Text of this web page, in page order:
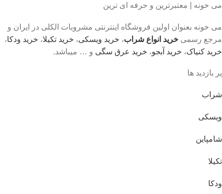
می خونه | معتبرترین و حرفه ای ترین
می خونه بعنوان اولین فروشگاه اینترنتی مشروبات الکلی در ایران و
مرجع رسمی خرید انواع شراب، خرید ویسکی، خرید تکیلا، خرید ودکا،
خرید کنیاک، خرید آبجو، خرید عرق سگی و … میباشد.
پر بازدید ها
شراب
ویسکی
شامپاین
تکیلا
ودکا